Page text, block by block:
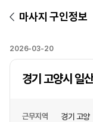
마사지 구인정보
2026-03-20
경기 고양시 일
근무지역 경기 고양